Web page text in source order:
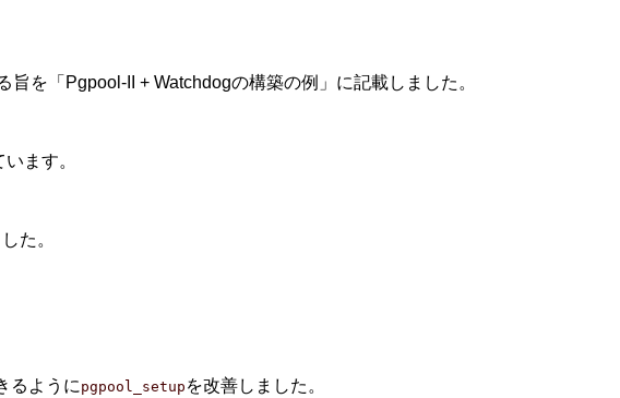
旨を「Pgpool-II + Watchdogの構築の例」に記載しました。
ます。
た。
るように pgpool_setup を改善しました。